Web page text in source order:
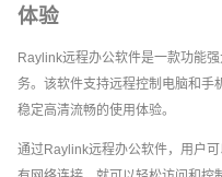
体验
Raylink远程办公软件是一款功能
务。该软件支持远程控制电脑和手
稳定高清流畅的使用体验。
通过Raylink远程办公软件，用户